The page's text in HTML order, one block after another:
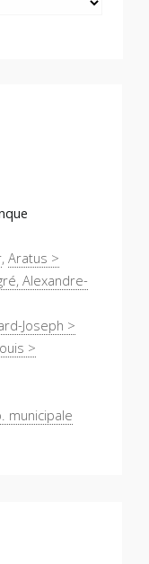
,Aratus >
Alexandre-
Joseph >
>
municipale